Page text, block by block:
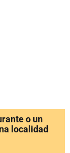
o un
localidad